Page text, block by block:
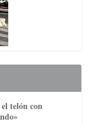
telón con